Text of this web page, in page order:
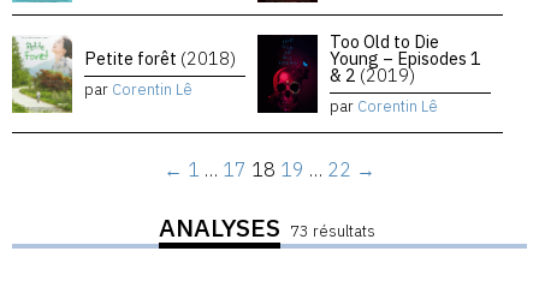
Petite forêt (2018)
par Corentin Lê
Too Old to Die
Young – Episodes 1
& 2 (2019)
par Corentin Lê
← 1 … 17 18 19 … 22 →
ANALYSES 73 résultats